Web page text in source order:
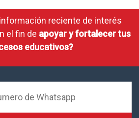
reciente de interés
el fin de apoyar y fortalecer tus
educativos?